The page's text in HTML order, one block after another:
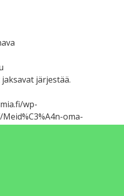
järjestää.
wp-
oma-